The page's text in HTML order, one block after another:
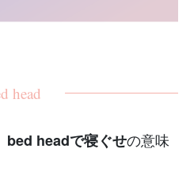
head
bed headで寝ぐせの意味